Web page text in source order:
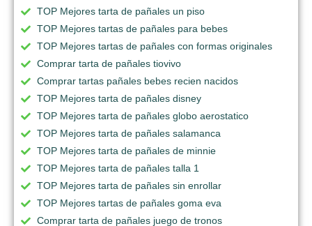
TOP Mejores tarta de pañales un piso
TOP Mejores tartas de pañales para bebes
TOP Mejores tartas de pañales con formas originales
Comprar tarta de pañales tiovivo
Comprar tartas pañales bebes recien nacidos
TOP Mejores tarta de pañales disney
TOP Mejores tarta de pañales globo aerostatico
TOP Mejores tarta de pañales salamanca
TOP Mejores tarta de pañales de minnie
TOP Mejores tarta de pañales talla 1
TOP Mejores tarta de pañales sin enrollar
TOP Mejores tartas de pañales goma eva
Comprar tarta de pañales juego de tronos